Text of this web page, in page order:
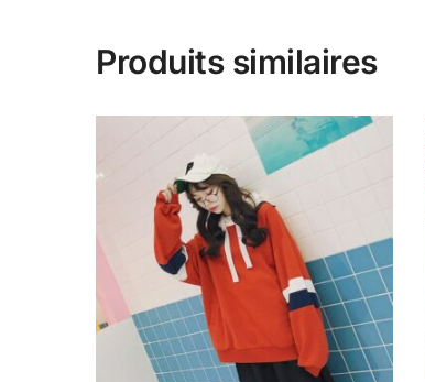
Produits similaires